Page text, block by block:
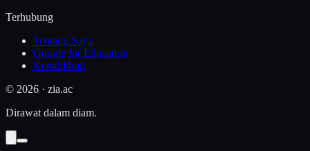
Terhubung
Tentang Saya
Google for Education
Kemdikbud
© 2026 · zia.ac
Dirawat dalam diam.